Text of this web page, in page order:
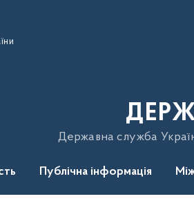
Державна служба
Публічна інформація